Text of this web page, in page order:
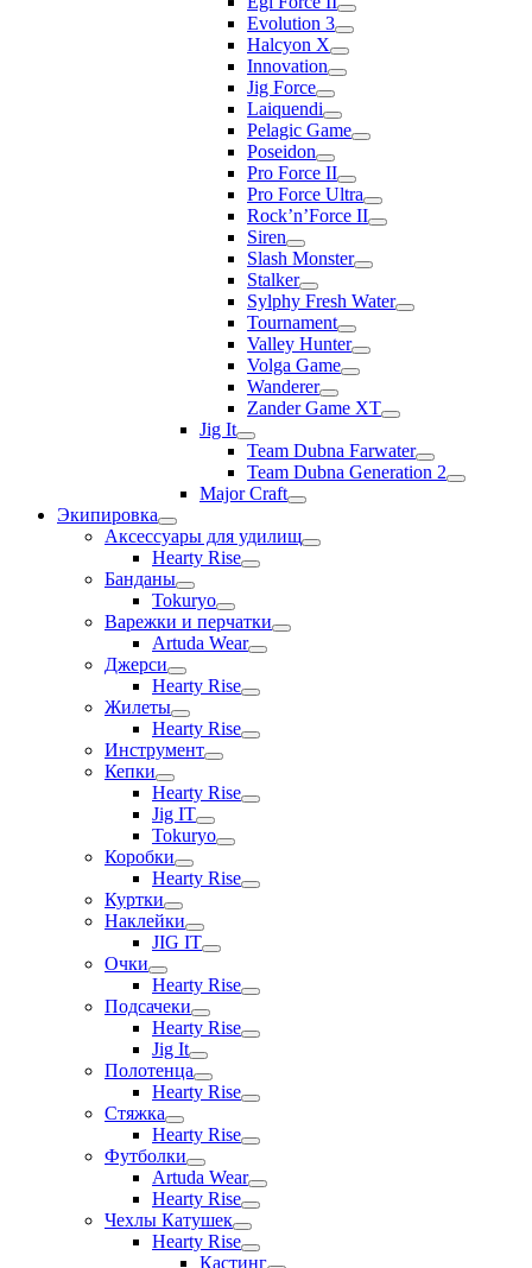
Evolution 3
Halcyon X
Innovation
Jig Force
Laiquendi
Pelagic Game
Poseidon
Pro Force II
Pro Force Ultra
Rock’n’Force II
Siren
Slash Monster
Stalker
Sylphy Fresh Water
Tournament
Valley Hunter
Volga Game
Wanderer
Zander Game XT
Jig It
Team Dubna Farwater
Team Dubna Generation 2
Major Craft
Экипировка
Аксессуары для удилищ
Hearty Rise
Банданы
Tokuryo
Варежки и перчатки
Artuda Wear
Джерси
Hearty Rise
Жилеты
Hearty Rise
Инструмент
Кепки
Hearty Rise
Jig IT
Tokuryo
Коробки
Hearty Rise
Куртки
Наклейки
JIG IT
Очки
Hearty Rise
Подсачеки
Hearty Rise
Jig It
Полотенца
Hearty Rise
Стяжка
Hearty Rise
Футболки
Artuda Wear
Hearty Rise
Чехлы Катушек
Hearty Rise
Кастинг